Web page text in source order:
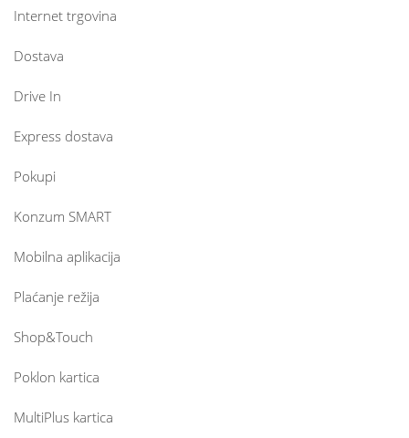
Internet trgovina
Dostava
Drive In
Express dostava
Pokupi
Konzum SMART
Mobilna aplikacija
Plaćanje režija
Shop&Touch
Poklon kartica
MultiPlus kartica